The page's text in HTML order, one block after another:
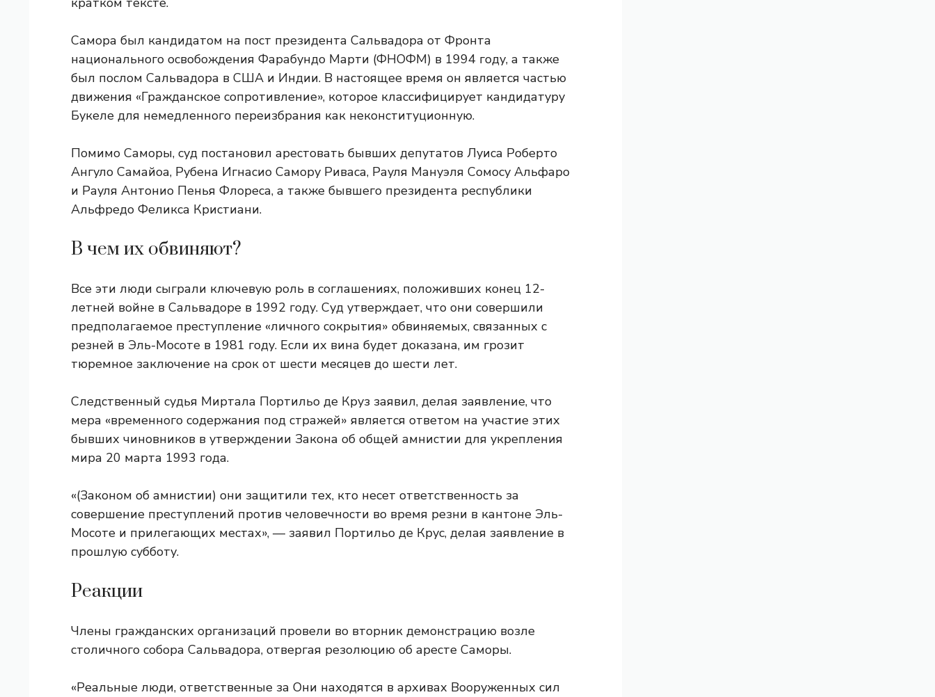
Самора был кандидатом на пост президента Сальвадора от Фронта
национального освобождения Фарабундо Марти (ФНОФМ) в 1994 году, а также
был послом Сальвадора в США и Индии. В настоящее время он является частью
движения «Гражданское сопротивление», которое классифицирует кандидатуру
Букеле для немедленного переизбрания как неконституционную.
Помимо Саморы, суд постановил арестовать бывших депутатов Луиса Роберто
Ангуло Самайоа, Рубена Игнасио Самору Риваса, Рауля Мануэля Сомосу Альфаро
и Рауля Антонио Пенья Флореса, а также бывшего президента республики
Альфредо Феликса Кристиани.
В чем их обвиняют?
Все эти люди сыграли ключевую роль в соглашениях, положивших конец 12-
летней войне в Сальвадоре в 1992 году. Суд утверждает, что они совершили
предполагаемое преступление «личного сокрытия» обвиняемых, связанных с
резней в Эль-Мосоте в 1981 году. Если их вина будет доказана, им грозит
тюремное заключение на срок от шести месяцев до шести лет.
Следственный судья Миртала Портильо де Круз заявил, делая заявление, что
мера «временного содержания под стражей» является ответом на участие этих
бывших чиновников в утверждении Закона об общей амнистии для укрепления
мира 20 марта 1993 года.
«(Законом об амнистии) они защитили тех, кто несет ответственность за
совершение преступлений против человечности во время резни в кантоне Эль-
Мосоте и прилегающих местах», — заявил Портильо де Крус, делая заявление в
прошлую субботу.
Реакции
Члены гражданских организаций провели во вторник демонстрацию возле
столичного собора Сальвадора, отвергая резолюцию об аресте Саморы.
«Реальные люди, ответственные за Они находятся в архивах Вооруженных сил